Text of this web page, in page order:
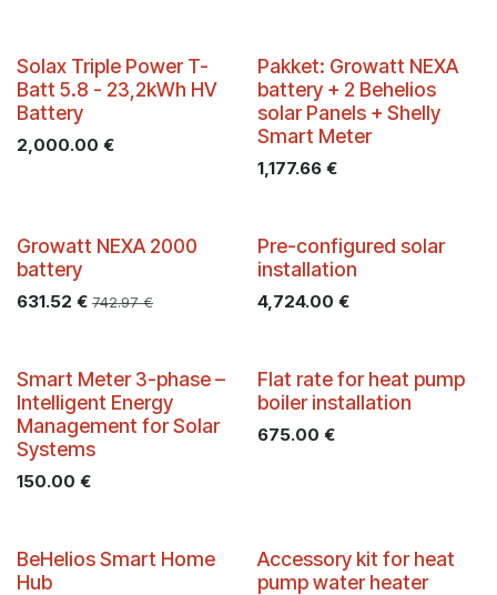
Solax Triple Power T-
Batt 5.8 - 23,2kWh HV
Battery
2,000.00 €
PROMO
Pakket: Growatt NEXA
battery + 2 Behelios
solar Panels + Shelly
Smart Meter
1,177.66€
PROMO
Growatt NEXA 2000
battery
631.52 € 742.97€ Batibouw -35%
Pre-configured solar
installation
4,724.00 €
Smart Meter 3-phase –
Intelligent Energy
Management for Solar
Systems
150.00 €
Flat rate for heat pump
boiler installation
675.00 €
BeHelios Smart Home
Hub
Accessory kit for heat
pump water heater